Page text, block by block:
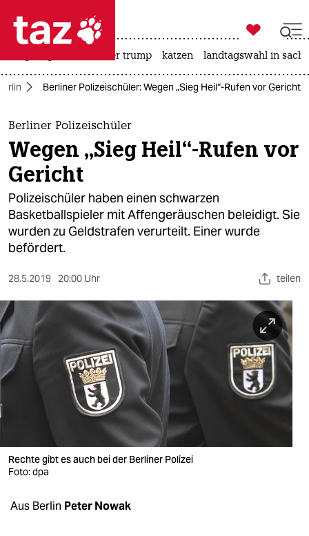
 taz zahl ich
taz zahl ich
themen
politik
öko
gesellschaft
kultur
sport
berlin
nord
wahrheit
veranstaltungen
fragen & hilfe

taz zahl ich
usa unter trump katzen landtagswahl in
Berliner Polizeischüler: Wegen „Sieg Heil“-Rufen vor Gericht
Berliner Polizeischüler
Wegen „Sieg Heil“-Rufen vor
Gericht
Polizeischüler haben einen schwarzen
Basketballspieler mit Affengeräuschen beleidigt. Sie
wurden zu Geldstrafen verurteilt. Einer wurde
befördert.
28.5.2019 20:00 Uhr teilen
Rechte gibt es auch bei der Berliner Polizei
Foto: dpa
Aus Berlin Peter Nowak